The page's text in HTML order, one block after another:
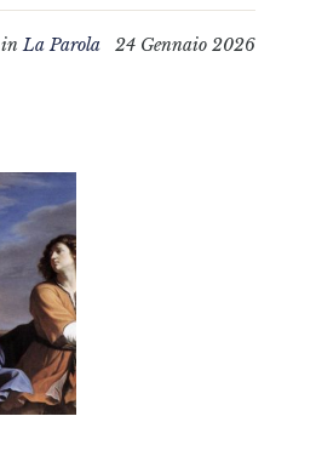
24 Gennaio 2026
inLa Parola